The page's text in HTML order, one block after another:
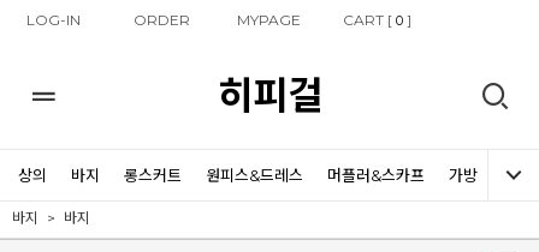
LOG-IN ORDER MYPAGE CART [0 ]
히피걸
상의 바지 롱스커트 원피스&드레스 머플러&스카프 가방 신발
바지 바지